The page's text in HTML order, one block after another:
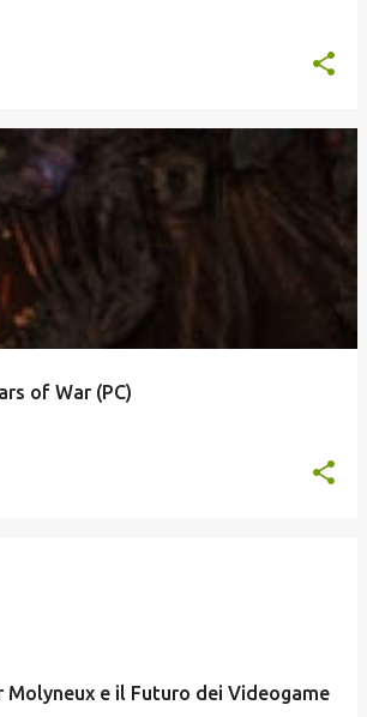
of War (PC)
Molyneux e il Futuro dei Videogame